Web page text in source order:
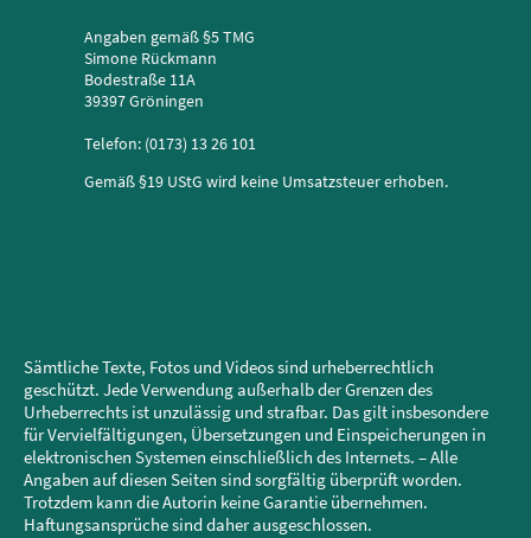
Angaben gemäß §5 TMG
Simone Rückmann
Bodestraße 11A
39397 Gröningen
Telefon: (0173) 13 26 101
Gemäß §19 UStG wird keine Umsatzsteuer erhoben.
Sämtliche Texte, Fotos und Videos sind urheberrechtlich
geschützt. Jede Verwendung außerhalb der Grenzen des
Urheberrechts ist unzulässig und strafbar. Das gilt insbesondere
für Vervielfältigungen, Übersetzungen und Einspeicherungen in
elektronischen Systemen einschließlich des Internets. – Alle
Angaben auf diesen Seiten sind sorgfältig überprüft worden.
Trotzdem kann die Autorin keine Garantie übernehmen.
Haftungsansprüche sind daher ausgeschlossen.